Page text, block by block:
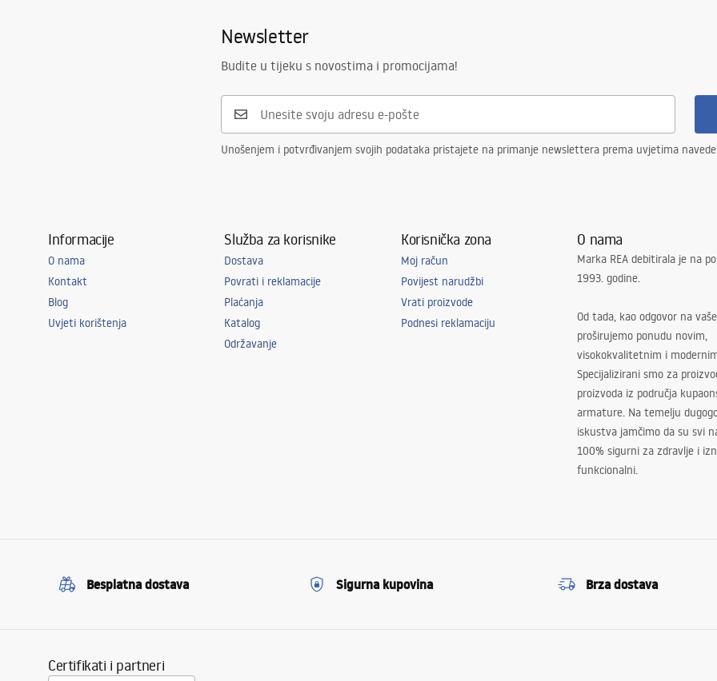
Newsletter
Budite u tijeku s novostima i promocijama!
Unošenjem i potvrđivanjem svojih podataka pristajete na primanje newslettera prema uvjetima
Informacije
O nama
Kontakt
Blog
Uvjeti korištenja
Služba za korisnike
Dostava
Povrati i reklamacije
Plaćanja
Katalog
Održavanje
Korisnička zona
Moj račun
Povijest narudžbi
Vrati proizvode
Podnesi reklamaciju
O nama
Marka REA debitirala je na
1993. godine.
Od tada, kao odgovor na
proširujemo ponudu novim,
visokokvalitetnim i
Specijalizirani smo za
proizvoda iz područja
armature. Na temelju
iskustva jamčimo da su svi
100% sigurni za zdravlje i
funkcionalni.
Besplatna dostava Sigurna kupovina Brza dostava
Certifikati i partneri